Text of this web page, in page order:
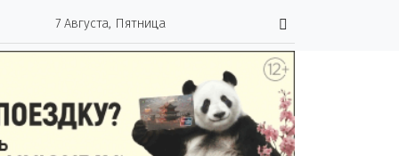
7 Августа, Пятница